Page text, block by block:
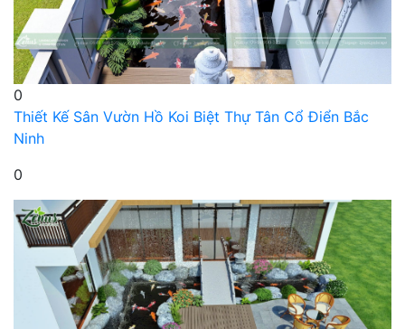
0
Thiết Kế Sân Vườn Hồ Koi Biệt Thự Tân Cổ Điển Bắc
Ninh
0